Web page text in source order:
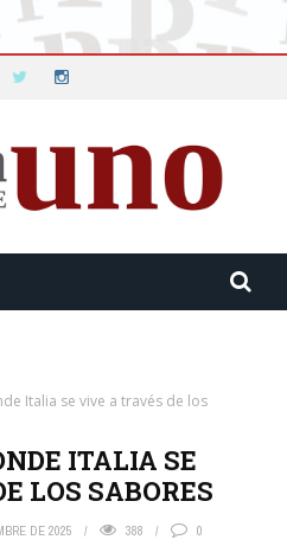
Italia se vive a través de los
ITALIA SE
LOS SABORES
DE 2025 388 0